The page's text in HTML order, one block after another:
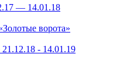
— 14.01.18
ворота»
- 14.01.19